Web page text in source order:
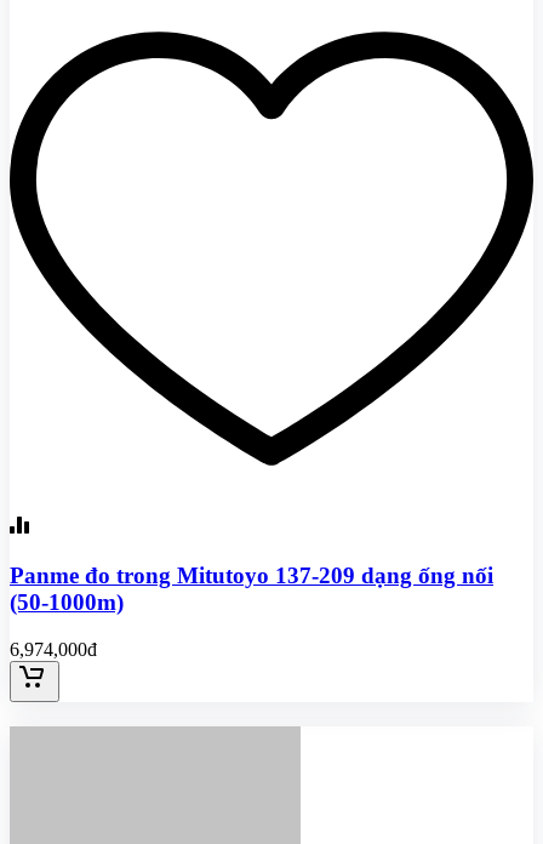
Panme đo trong Mitutoyo 137-209 dạng ống nối
(50-1000m)
6,974,000đ